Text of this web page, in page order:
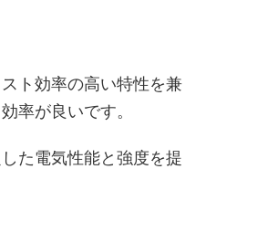
ト効率の高い特性を兼
率が良いです。
た電気性能と強度を提